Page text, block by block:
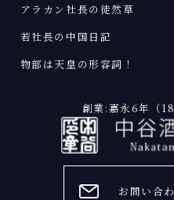
アラカン社長の徒然草
若社長の中国日記
物部は天皇の形容詞 ！
創業:嘉永6年（
お問い合